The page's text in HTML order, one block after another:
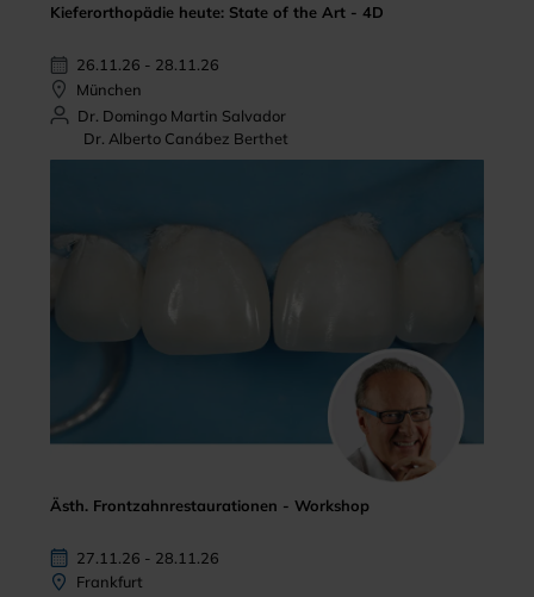
Kieferorthopädie heute: State of the Art - 4D
26.11.26 - 28.11.26
München
Dr. Domingo Martin Salvador
Dr. Alberto Canábez Berthet
Ästh. Frontzahnrestaurationen - Workshop
27.11.26 - 28.11.26
Frankfurt